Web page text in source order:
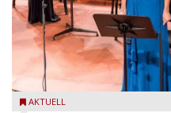
Estate Musicale del Garda:
AKTUELL